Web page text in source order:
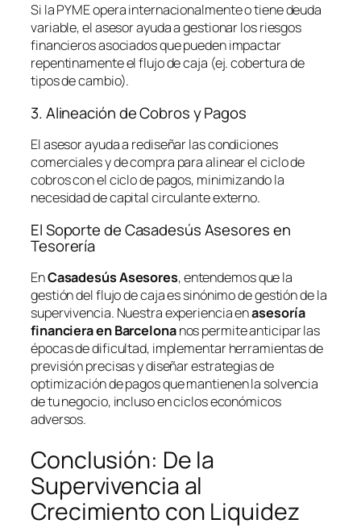
Si la PYME opera internacionalmente o tiene deuda
variable, el asesor ayuda a gestionar los riesgos
financieros asociados que pueden impactar
repentinamente el flujo de caja (ej. cobertura de
tipos de cambio).
3. Alineación de Cobros y Pagos
El asesor ayuda a rediseñar las condiciones
comerciales y de compra para alinear el ciclo de
cobros con el ciclo de pagos, minimizando la
necesidad de capital circulante externo.
El Soporte de Casadesús Asesores en
Tesorería
EnCasadesús Asesores, entendemos que la
gestión del flujo de caja es sinónimo de gestión de la
supervivencia. Nuestra experiencia enasesoría
financiera en Barcelonanos permite anticipar las
épocas de dificultad, implementar herramientas de
previsión precisas y diseñar estrategias de
optimización de pagos que mantienen la solvencia
de tu negocio, incluso en ciclos económicos
adversos.
Conclusión: De la
Supervivencia al
Crecimiento con Liquidez